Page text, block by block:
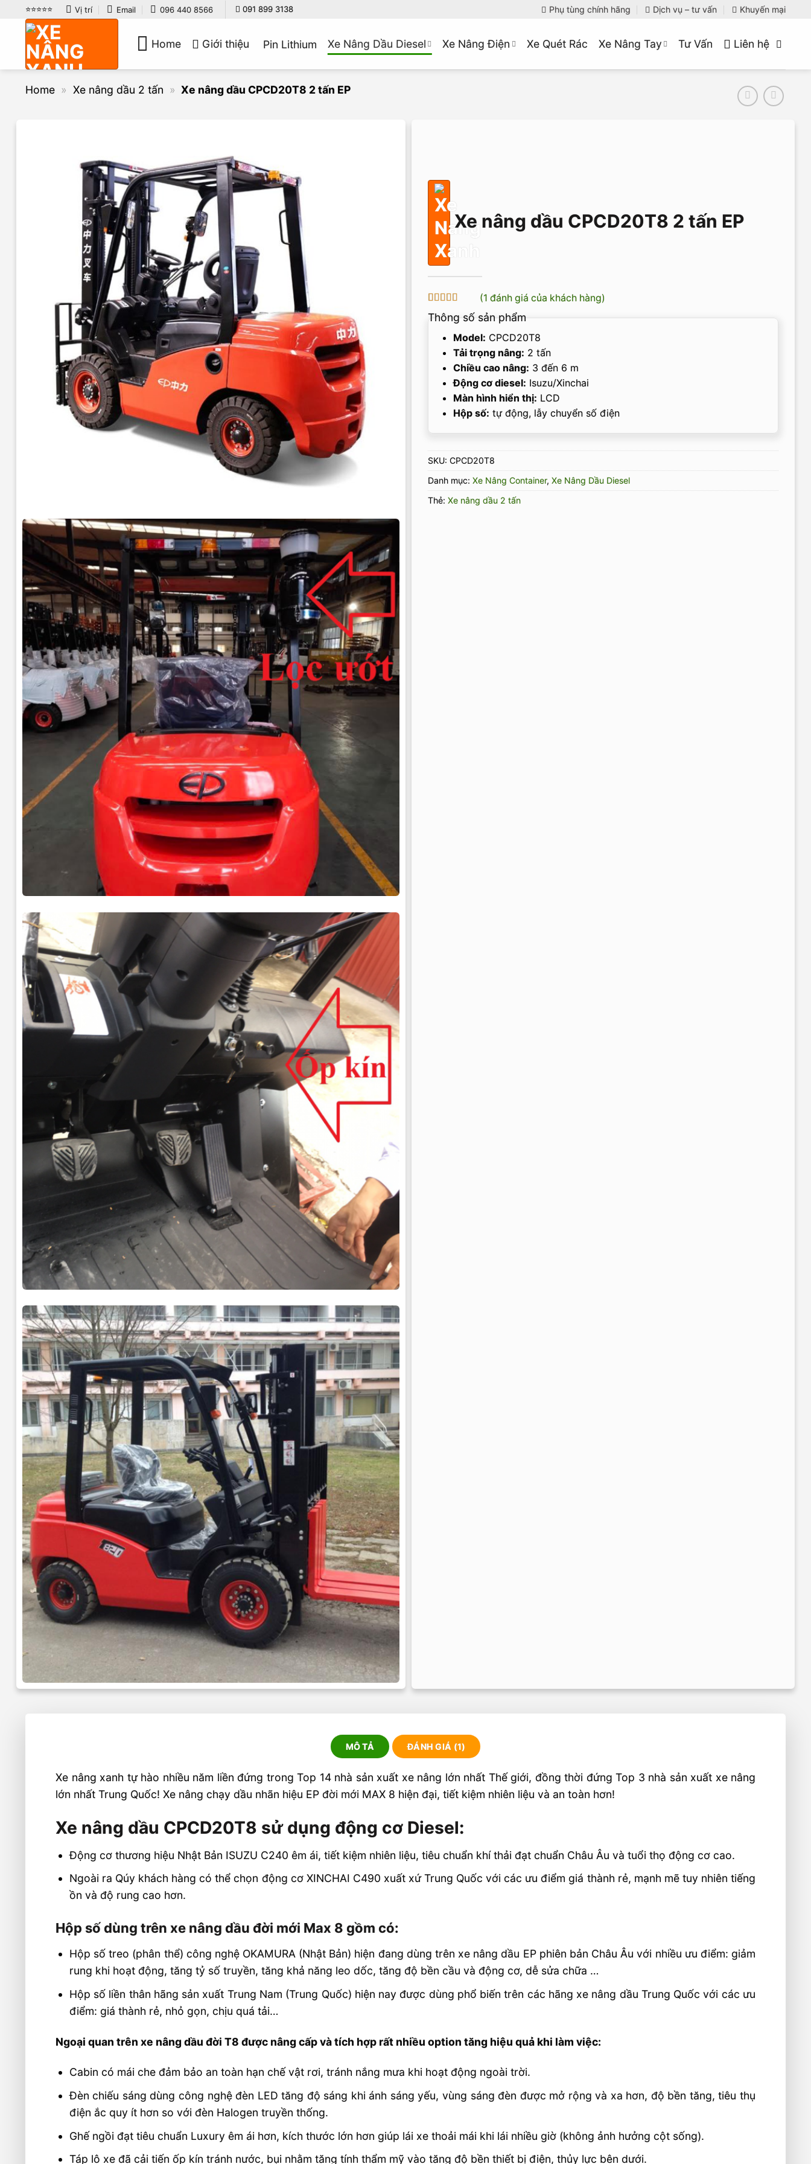
⭐️⭐️⭐️⭐️⭐️ Vị trí Email 096 440 8566 091 899 3138 Phụ tùng chính hãng Dịch vụ – tư vấn Khuyến mại
Home Giới thiệu Pin Lithium Xe Nâng Dầu Diesel Xe Nâng Điện Xe Quét Rác Xe Nâng Tay Tư Vấn Liên hệ
Home » Xe nâng dầu 2 tấn » Xe nâng dầu CPCD20T8 2 tấn EP
Xe nâng dầu CPCD20T8 2 tấn EP
5trên 5 dựa
trên
1
đánh
(1 đánh giá của khách hàng)
Thông số sản phẩm
Model: CPCD20T8
Tải trọng nâng: 2 tấn
Chiều cao nâng: 3 đến 6 m
Động cơ diesel: Isuzu/Xinchai
Màn hình hiển thị: LCD
Hộp số: tự động, lẫy chuyển số điện
SKU:CPCD20T8
Danh mục:Xe Nâng Container,Xe Nâng Dầu Diesel
Thẻ:Xe nâng dầu 2 tấn
MÔ TẢ ĐÁNH GIÁ (1)
Xe nâng xanh tự hào nhiều năm liền đứng trong Top 14 nhà sản xuất xe nâng lớn nhất Thế giới, đồng thời đứng Top 3 nhà sản xuất xe nâng
lớn nhất Trung Quốc! Xe nâng chạy dầu nhãn hiệu EP đời mới MAX 8 hiện đại, tiết kiệm nhiên liệu và an toàn hơn!
Xe nâng dầu CPCD20T8 sử dụng động cơ Diesel:
Động cơ thương hiệu Nhật Bản ISUZU C240 êm ái, tiết kiệm nhiên liệu, tiêu chuẩn khí thải đạt chuẩn Châu Âu và tuổi thọ động cơ cao.
Ngoài ra Qúy khách hàng có thể chọn động cơ XINCHAI C490 xuất xứ Trung Quốc với các ưu điểm giá thành rẻ, mạnh mẽ tuy nhiên tiếng
ồn và độ rung cao hơn.
Hộp số dùng trên xe nâng dầu đời mới Max 8 gồm có:
Hộp số treo (phân thể) công nghệ OKAMURA (Nhật Bản) hiện đang dùng trên xe nâng dầu EP phiên bản Châu Âu với nhiều ưu điểm: giảm
rung khi hoạt động, tăng tỷ số truyền, tăng khả năng leo dốc, tăng độ bền cầu và động cơ, dễ sửa chữa …
Hộp số liền thân hãng sản xuất Trung Nam (Trung Quốc) hiện nay được dùng phổ biến trên các hãng xe nâng dầu Trung Quốc với các ưu
điểm: giá thành rẻ, nhỏ gọn, chịu quá tải…
Ngoại quan trên xe nâng dầu đời T8 được nâng cấp và tích hợp rất nhiều option tăng hiệu quả khi làm việc:
Cabin có mái che đảm bảo an toàn hạn chế vật rơi, tránh nắng mưa khi hoạt động ngoài trời.
Đèn chiếu sáng dùng công nghệ đèn LED tăng độ sáng khi ánh sáng yếu, vùng sáng đèn được mở rộng và xa hơn, độ bền tăng, tiêu thụ
điện ắc quy ít hơn so với đèn Halogen truyền thống.
Ghế ngồi đạt tiêu chuẩn Luxury êm ái hơn, kích thước lớn hơn giúp lái xe thoải mái khi lái nhiều giờ (không ảnh hưởng cột sống).
Táp lô xe đã cải tiến ốp kín tránh nước, bụi nhằm tăng tính thẩm mỹ vào tăng độ bền thiết bị điện, thủy lực bên dưới.